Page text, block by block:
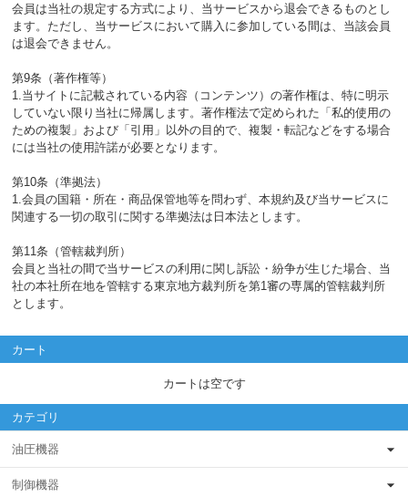
会員は当社の規定する方式により、当サービスから退会できるものとし
ます。ただし、当サービスにおいて購入に参加している間は、当該会員
は退会できません。
第9条（著作権等）
1.当サイトに記載されている内容（コンテンツ）の著作権は、特に明示
していない限り当社に帰属します。著作権法で定められた「私的使用の
ための複製」および「引用」以外の目的で、複製・転記などをする場合
には当社の使用許諾が必要となります。
第10条（準拠法）
1.会員の国籍・所在・商品保管地等を問わず、本規約及び当サービスに
関連する一切の取引に関する準拠法は日本法とします。
第11条（管轄裁判所）
会員と当社の間で当サービスの利用に関し訴訟・紛争が生じた場合、当
社の本社所在地を管轄する東京地方裁判所を第1審の専属的管轄裁判所
とします。
カート
カートは空です
カテゴリ
油圧機器
制御機器